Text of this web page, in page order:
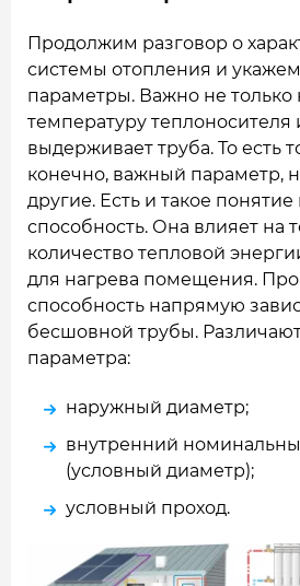
Продолжим разговор о
системы отопления и
параметры. Важно не только
температуру теплоносителя
выдерживает труба. То есть
конечно, важный параметр,
другие. Есть и такое
способность. Она влияет на
количество тепловой
для нагрева помещения.
способность напрямую
бесшовной трубы.
параметра:
наружный диаметр;
внутренний
(условный диаметр);
условный проход.